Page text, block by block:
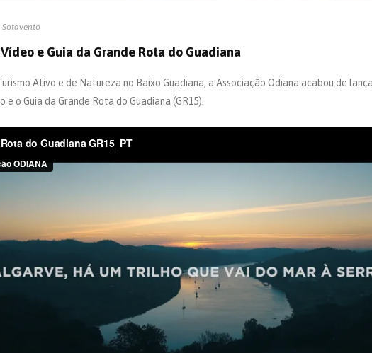
Sotavento
e Guia da Grande Rota do Guadiana
Ativo e de Natureza no Baixo Guadiana, a Associação Odiana acabou de
e o Guia da Grande Rota do Guadiana (GR15).